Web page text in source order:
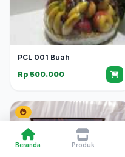
PCL 001 Buah
Rp 500.000
Beranda Produk